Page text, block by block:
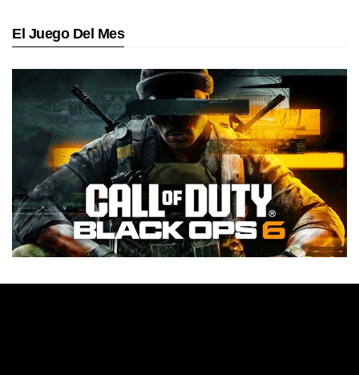
El Juego Del Mes